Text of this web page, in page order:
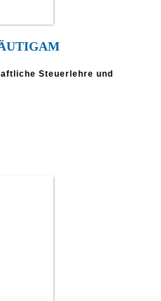
Steuerlehre und